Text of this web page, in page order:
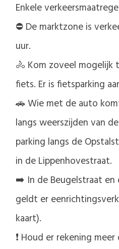
Enkele
⛔ De marktzone is
uur.
🚴 Kom zoveel
fiets. Er is fietsparking
🚗 Wie met de auto
langs weerszijden van
parking langs de
in de Lippenhovestraat.
➡️ In de Beugelstraat en
geldt er
kaart).
❗ Houd er rekening